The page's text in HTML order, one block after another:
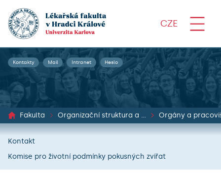
CZE
Kontakty Mail Intranet Heslo
Fakulta Organizační struktura a dokumenty Orgány a
Kontakt
Komise pro životní podmínky pokusných zvířat